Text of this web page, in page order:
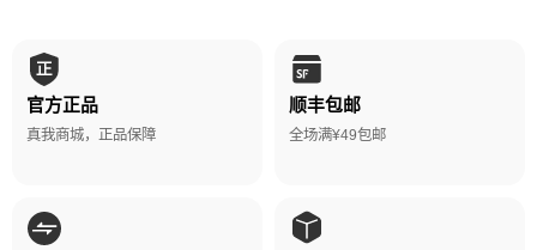
官方正品
真我商城，正品保障
顺丰包邮
全场满¥49包邮